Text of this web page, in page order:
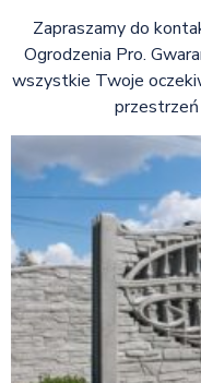
Zapraszamy do
Ogrodzenia Pro.
wszystkie Twoje